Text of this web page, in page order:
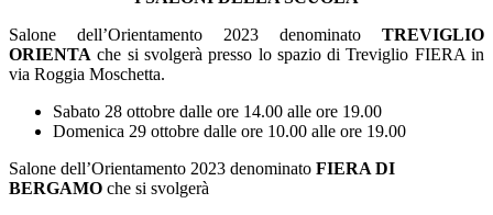
Salone dell’Orientamento 2023 denominato TREVIGLIO
ORIENTA che si svolgerà presso lo spazio di Treviglio FIERA in
via Roggia Moschetta.
Sabato 28 ottobre dalle ore 14.00 alle ore 19.00
Domenica 29 ottobre dalle ore 10.00 alle ore 19.00
Salone dell’Orientamento 2023 denominato FIERA DI
BERGAMO che si svolgerà